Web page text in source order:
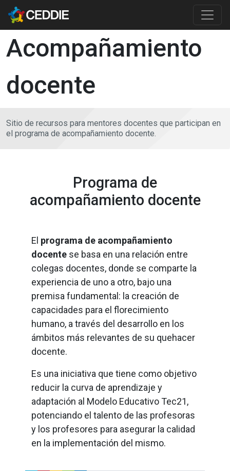
Pasar al contenido principal
Acompañamiento
docente
Sitio de recursos para mentores docentes que participan en
el programa de acompañamiento docente.
Programa de
acompañamiento docente
El programa de acompañamiento
docente se basa en una relación entre
colegas docentes, donde se comparte la
experiencia de uno a otro, bajo una
premisa fundamental: la creación de
capacidades para el florecimiento
humano, a través del desarrollo en los
ámbitos más relevantes de su quehacer
docente.
Es una iniciativa que tiene como objetivo
reducir la curva de aprendizaje y
adaptación al Modelo Educativo Tec21,
potenciando el talento de las profesoras
y los profesores para asegurar la calidad
en la implementación del mismo.